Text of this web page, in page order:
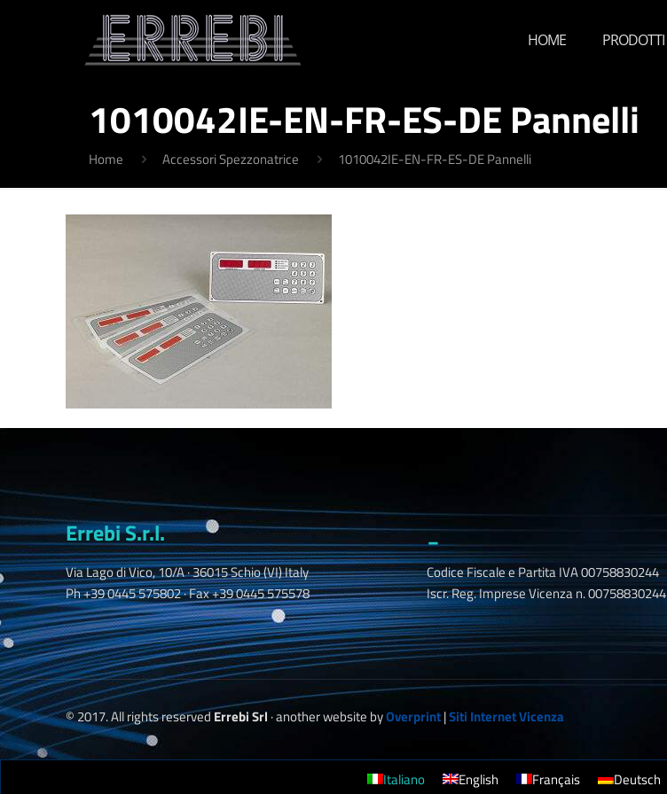
HOME PRODOTTI
1010042IE-EN-FR-ES-DE Pannelli
Home Accessori Spezzonatrice 1010042IE-EN-FR-ES-DE Pannelli
Errebi S.r.l.
Via Lago di Vico, 10/A · 36015 Schio (VI) Italy
Ph +39 0445 575802 · Fax +39 0445 575578
_
Codice Fiscale e Partita IVA 00758830244
Iscr. Reg. Imprese Vicenza n. 00758830244
© 2017. All rights reservedErrebi Srl · another website byOverprint|Siti Internet Vicenza
Italiano English Français Deutsch